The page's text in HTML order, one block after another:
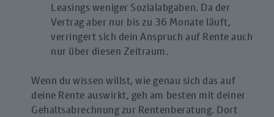
Leasings weniger Sozialabgaben. Da der
Vertrag aber nur bis zu 36 Monate läuft,
verringert sich dein Anspruch auf Rente auch
nur über diesen Zeitraum.
Wenn du wissen willst, wie genau sich das auf
deine Rente auswirkt, geh am besten mit deiner
Gehaltsabrechnung zur Rentenberatung. Dort